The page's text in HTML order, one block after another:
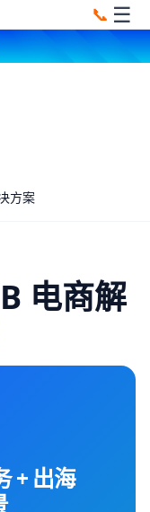
📞 ☰
方案
电商解
+ 出海